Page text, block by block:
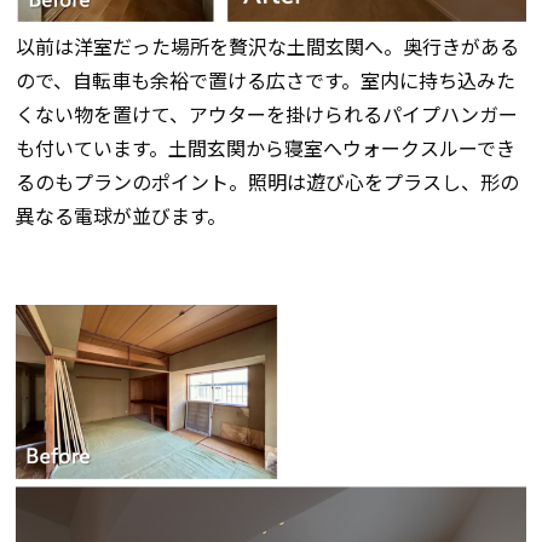
以前は洋室だった場所を贅沢な土間玄関へ。奥行きがある
ので、自転車も余裕で置ける広さです。室内に持ち込みた
くない物を置けて、アウターを掛けられるパイプハンガー
も付いています。土間玄関から寝室へウォークスルーでき
るのもプランのポイント。照明は遊び心をプラスし、形の
異なる電球が並びます。